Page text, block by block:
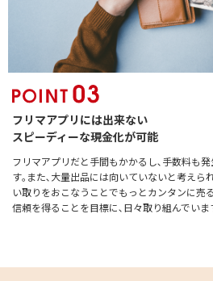
フリマアプリには出来ない
スピーディーな現金化が可能
フリマアプリだと手間もかかるし､手数料も
す｡また､大量出品には向いていないと考えら
い取りをおこなうことでもっとカンタンに売
信頼を得ることを目標に､日々取り組んでいま